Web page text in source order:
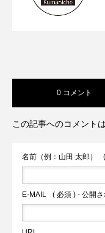
2023.06.26
プ
対
を申
0 コメント
この記事へのコメント
名前（例：山田 太郎）
E-MAIL ( 必須 ) - 公開